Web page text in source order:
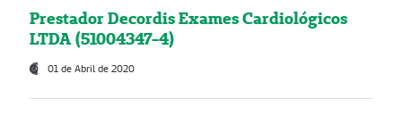
Prestador Decordis Exames Cardiológicos
LTDA (51004347-4)
01 de Abril de 2020